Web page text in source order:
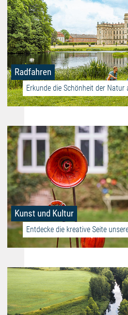
Radfahren
Erkunde die Schönheit der Natur
Kunst und Kultur
Entdecke die kreative Seite